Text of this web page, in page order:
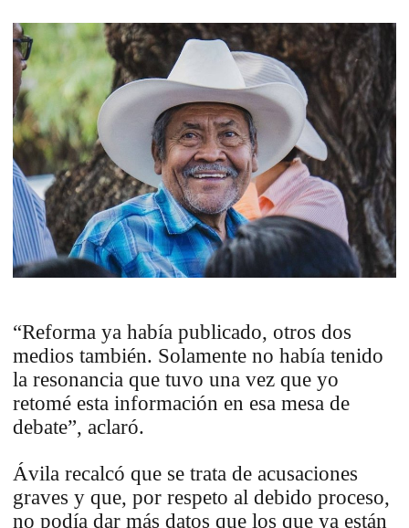
“Reforma ya había publicado, otros dos
medios también. Solamente no había tenido
la resonancia que tuvo una vez que yo
retomé esta información en esa mesa de
debate”, aclaró.
Ávila recalcó que se trata de acusaciones
graves y que, por respeto al debido proceso,
no podía dar más datos que los que ya están